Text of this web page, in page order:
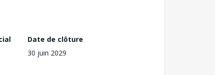
Date de clôture
30 juin 2029